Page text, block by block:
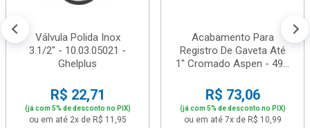
Válvula Polida Inox
3.1/2" - 10.03.05021 -
Ghelplus
R$ 22,71
(já com 5% de desconto no PIX)
ou em até 2x de R$ 11,95
Acabamento Para
Registro De Gaveta Até
1" Cromado Aspen - 49...
R$ 73,06
(já com 5% de desconto no PIX)
ou em até 7x de R$ 10,99